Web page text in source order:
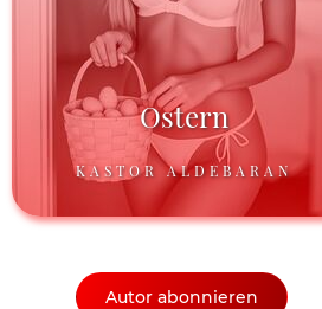
Ostern
KASTOR ALDEBARAN
Autor abonnieren